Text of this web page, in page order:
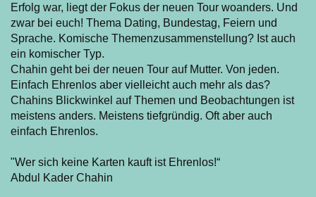
Erfolg war, liegt der Fokus der neuen Tour woanders. Und
zwar bei euch! Thema Dating, Bundestag, Feiern und
Sprache. Komische Themenzusammenstellung? Ist auch
ein komischer Typ.
Chahin geht bei der neuen Tour auf Mutter. Von jeden.
Einfach Ehrenlos aber vielleicht auch mehr als das?
Chahins Blickwinkel auf Themen und Beobachtungen ist
meistens anders. Meistens tiefgründig. Oft aber auch
einfach Ehrenlos.
"Wer sich keine Karten kauft ist Ehrenlos!“
Abdul Kader Chahin